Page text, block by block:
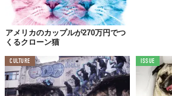
アメリカのカップルが270万円でつ
くるクローン猫
CULTURE ISSUE